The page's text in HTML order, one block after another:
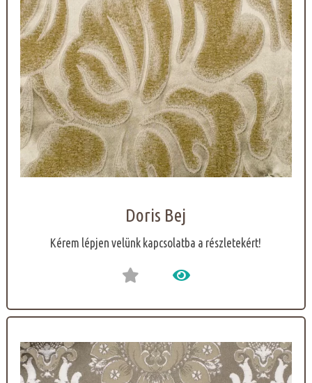
Doris Bej
Kérem lépjen velünk kapcsolatba a részletekért!